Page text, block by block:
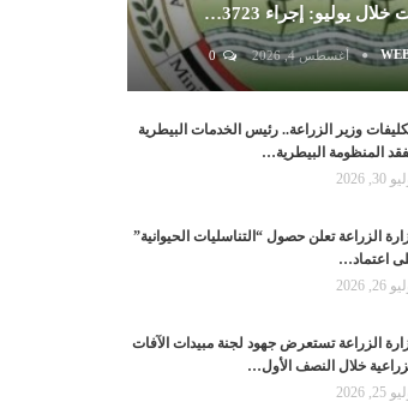
خلال يوليو: إجراء 3723…
أغسطس 4, 2026 0
وزير الزراعة.. رئيس الخدمات البيطرية
المنظومة البيطرية…
30, 2026
الزراعة تعلن حصول “التناسليات الحيوانية”
اعتماد…
26, 2026
الزراعة تستعرض جهود لجنة مبيدات الآفات
خلال النصف الأول…
25, 2026